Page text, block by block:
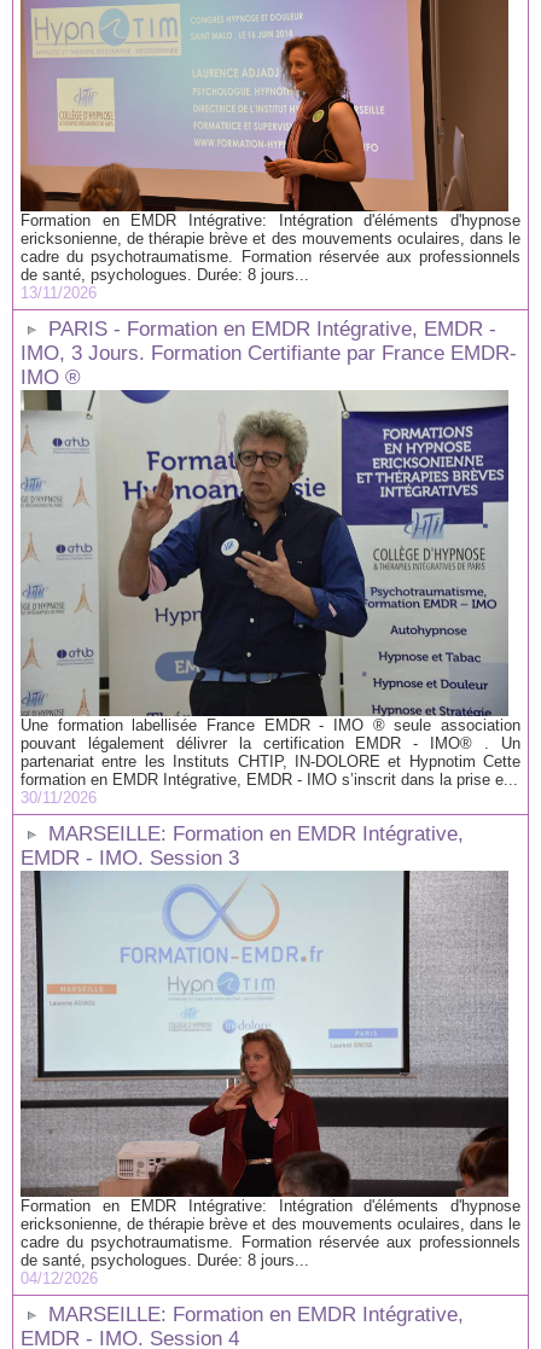
Formation en EMDR Intégrative: Intégration d'éléments d'hypnose
ericksonienne, de thérapie brève et des mouvements oculaires, dans le
cadre du psychotraumatisme. Formation réservée aux professionnels
de santé, psychologues. Durée: 8 jours...
13/11/2026
PARIS - Formation en EMDR Intégrative, EMDR -
IMO, 3 Jours. Formation Certifiante par France EMDR-
IMO ®
Une formation labellisée France EMDR - IMO ® seule association
pouvant légalement délivrer la certification EMDR - IMO® . Un
partenariat entre les Instituts CHTIP, IN-DOLORE et Hypnotim Cette
formation en EMDR Intégrative, EMDR - IMO s’inscrit dans la prise e...
30/11/2026
MARSEILLE: Formation en EMDR Intégrative,
EMDR - IMO. Session 3
Formation en EMDR Intégrative: Intégration d'éléments d'hypnose
ericksonienne, de thérapie brève et des mouvements oculaires, dans le
cadre du psychotraumatisme. Formation réservée aux professionnels
de santé, psychologues. Durée: 8 jours...
04/12/2026
MARSEILLE: Formation en EMDR Intégrative,
EMDR - IMO. Session 4